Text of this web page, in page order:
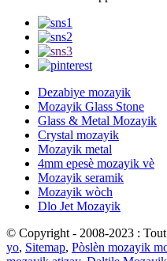
Dezabiye mozayik
Mozayik Glass Stone
Glass & Metal Mozayik
Crystal mozayik
Mozayik metal
4mm epesè mozayik vè
Mozayik seramik
Mozayik wòch
Dlo Jet Mozayik
© Copyright - 2008-2023 : Tout
yo, Sitemap, Pòslèn mozayik